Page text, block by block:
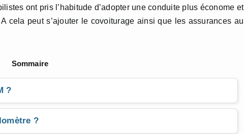
ont pris l’habitude d’adopter une conduite plus économe et
cela peut s’ajouter le covoiturage ainsi que les assurances au
Sommaire
?
?